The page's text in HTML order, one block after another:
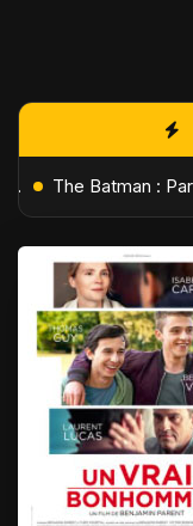
L'Âge de Glace : Le Réveil du Volcan – Manny, Sid et Diego de retour pour une aventure explosive